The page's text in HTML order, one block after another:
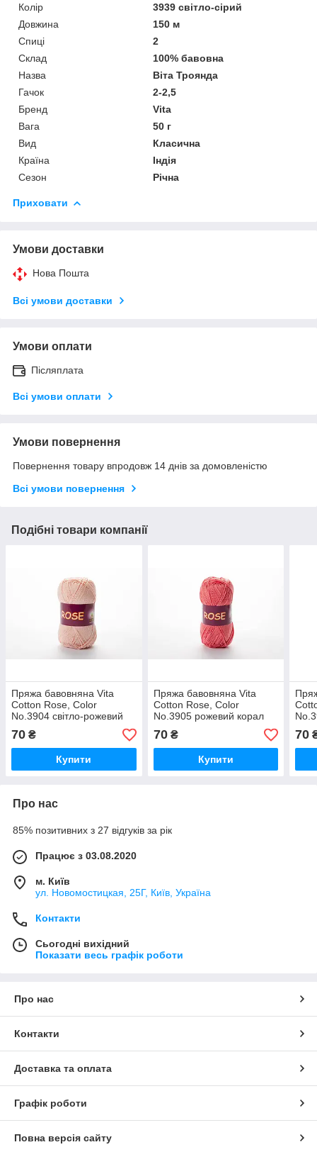
Колір
3939 світло-сірий
Довжина
150 м
Спиці
2
Склад
100% бавовна
Назва
Віта Троянда
Гачок
2-2,5
Бренд
Vita
Вага
50 г
Вид
Класична
Країна
Індія
Сезон
Річна
Приховати
Умови доставки
Нова Пошта
Всі умови доставки
Умови оплати
Післяплата
Всі умови оплати
Умови повернення
Повернення товару впродовж 14 днів за домовленістю
Всі умови повернення
Подібні товари компанії
Пряжа бавовняна Vita
Cotton Rose, Color
No.3904 світло-рожевий
70 ₴
Купити
Пряжа бавовняна Vita
Cotton Rose, Color
No.3905 рожевий корал
70₴
Купити
70
Про нас
85% позитивних з 27 відгуків за рік
Працює з 03.08.2020
м. Київ
ул. Новомостицкая, 25Г, Київ, Україна
Контакти
Сьогодні вихідний
Показати весь графік роботи
Про нас
Контакти
Доставка та оплата
Графік роботи
Повна версія сайту